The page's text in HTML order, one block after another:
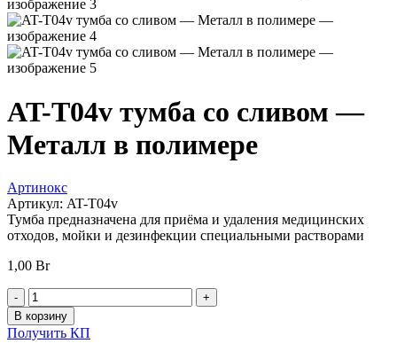
AT-T04v тумба со сливом —
Металл в полимере
Артинокс
Артикул: AT-T04v
Тумба предназначена для приёма и удаления медицинских
отходов, мойки и дезинфекции специальными растворами
1,00 Br
Количество
товара
AT-
T04v
В корзину
Получить КП